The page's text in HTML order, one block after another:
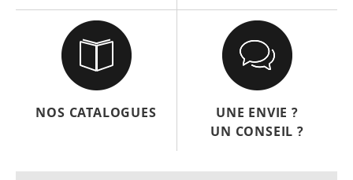
NOS CATALOGUES
UNE ENVIE ?
UN CONSEIL ?